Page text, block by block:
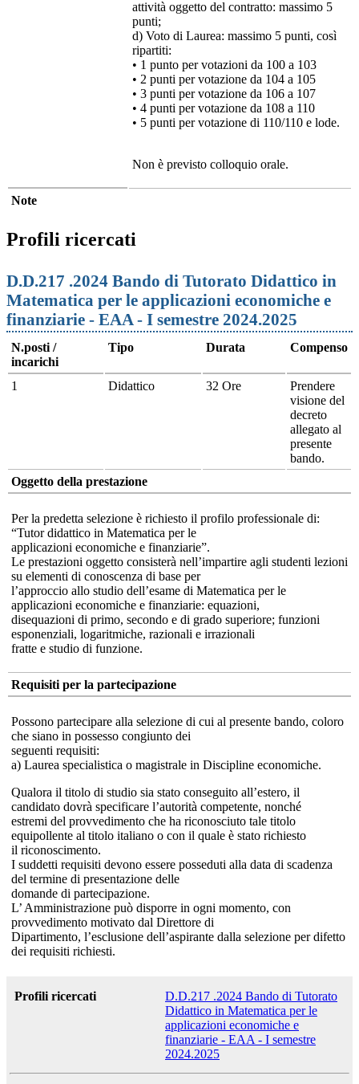
attività oggetto del contratto: massimo 5
punti;
d) Voto di Laurea: massimo 5 punti, così
ripartiti:
• 1 punto per votazioni da 100 a 103
• 2 punti per votazione da 104 a 105
• 3 punti per votazione da 106 a 107
• 4 punti per votazione da 108 a 110
• 5 punti per votazione di 110/110 e lode.
Non è previsto colloquio orale.
Note
Profili ricercati
D.D.217 .2024 Bando di Tutorato Didattico in
Matematica per le applicazioni economiche e
finanziarie - EAA - I semestre 2024.2025
N.posti /
incarichi
Tipo Durata Compenso
1 Didattico 32 Ore
Prendere
visione del
decreto
allegato al
presente
bando.
Oggetto della prestazione
Per la predetta selezione è richiesto il profilo professionale di:
“Tutor didattico in Matematica per le
applicazioni economiche e finanziarie”.
Le prestazioni oggetto consisterà nell’impartire agli studenti lezioni
su elementi di conoscenza di base per
l’approccio allo studio dell’esame di Matematica per le
applicazioni economiche e finanziarie: equazioni,
disequazioni di primo, secondo e di grado superiore; funzioni
esponenziali, logaritmiche, razionali e irrazionali
fratte e studio di funzione.
Requisiti per la partecipazione
Possono partecipare alla selezione di cui al presente bando, coloro
che siano in possesso congiunto dei
seguenti requisiti:
a) Laurea specialistica o magistrale in Discipline economiche.
Qualora il titolo di studio sia stato conseguito all’estero, il
candidato dovrà specificare l’autorità competente, nonché
estremi del provvedimento che ha riconosciuto tale titolo
equipollente al titolo italiano o con il quale è stato richiesto
il riconoscimento.
I suddetti requisiti devono essere posseduti alla data di scadenza
del termine di presentazione delle
domande di partecipazione.
L’ Amministrazione può disporre in ogni momento, con
provvedimento motivato dal Direttore di
Dipartimento, l’esclusione dell’aspirante dalla selezione per difetto
dei requisiti richiesti.
Profili ricercati
D.D.217 .2024 Bando di Tutorato
Didattico in Matematica per le
applicazioni economiche e
finanziarie - EAA - I semestre
2024.2025